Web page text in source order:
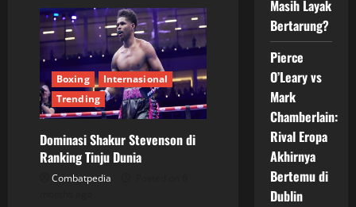
Fundora
Tampil
Dominan,
KO
Spektakuler
Pertahankan
Gelar
Dunia
Boxing
Internasional
Trending
Dominasi Shakur Stevenson di
Ranking Tinju Dunia
Combatpedia
Masih Layak
Bertarung?
Pierce
O’Leary vs
Mark
Chamberlain:
Rival Eropa
Akhirnya
Bertemu di
Dublin